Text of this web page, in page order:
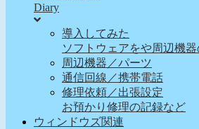
Diary
導入してみた
ソフトウェアをや周辺機器
周辺機器／パーツ
通信回線／携帯電話
修理依頼／出張設定
お預かり修理の記録など
ウィンドウズ関連